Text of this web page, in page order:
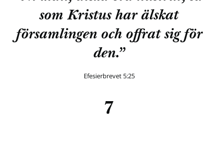
som Kristus har älskat
församlingen och offrat sig för
den.”
Efesierbrevet 5:25
7